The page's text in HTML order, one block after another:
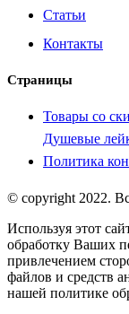
Статьи
Контакты
Страницы
Товары со
Душевые
Политика
© copyright 2022.
Используя этот
обработку Ваших
привлечением
файлов и средств
нашей политике